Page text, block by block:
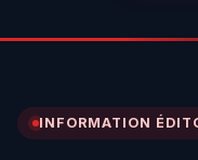
INFORMATION